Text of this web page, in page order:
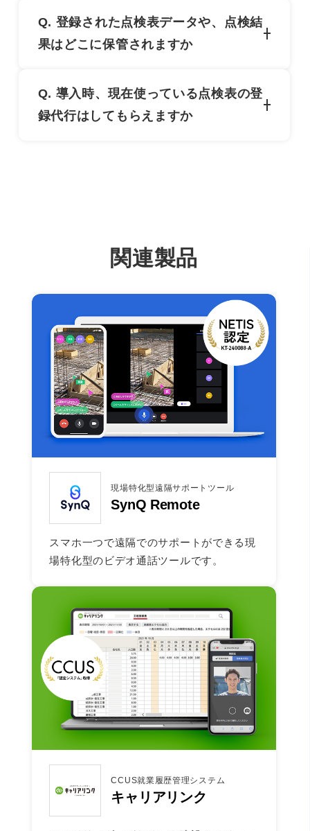
スマートフォン、タブレット、パソコンでご利
用をお願いいたします。
Q. 登録された点検表データや、点検結
果はどこに保管されますか
1点検結果につき2年間となりますが、オプショ
ンのご提供で保管期間の延長もございます。
Q. 導入時、現在使っている点検表の登
録代行はしてもらえますか
関連製品
現場特化型遠隔サポートツール
SynQ Remote
スマホ一つで遠隔でのサポートができる現
場特化型のビデオ通話ツールです。
CCUS就業履歴管理システム
キャリアリンク